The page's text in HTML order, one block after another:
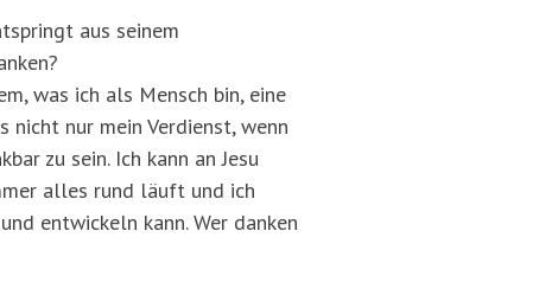
aus seinem
was ich als Mensch bin, eine
nicht nur mein Verdienst, wenn
zu sein. Ich kann an Jesu
alles rund läuft und ich
entwickeln kann. Wer danken